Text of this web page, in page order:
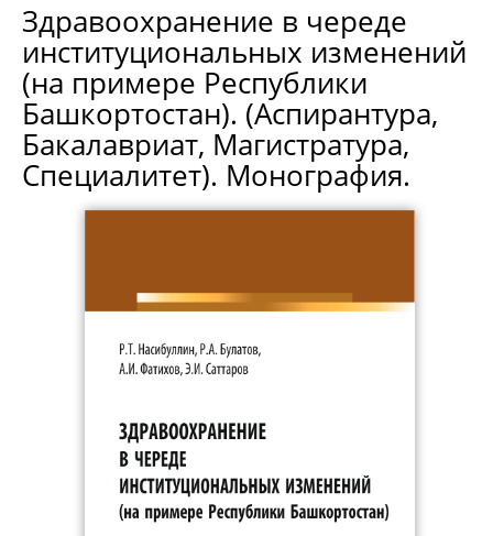
Здравоохранение в череде
институциональных изменений
(на примере Республики
Башкортостан). (Аспирантура,
Бакалавриат, Магистратура,
Специалитет). Монография.